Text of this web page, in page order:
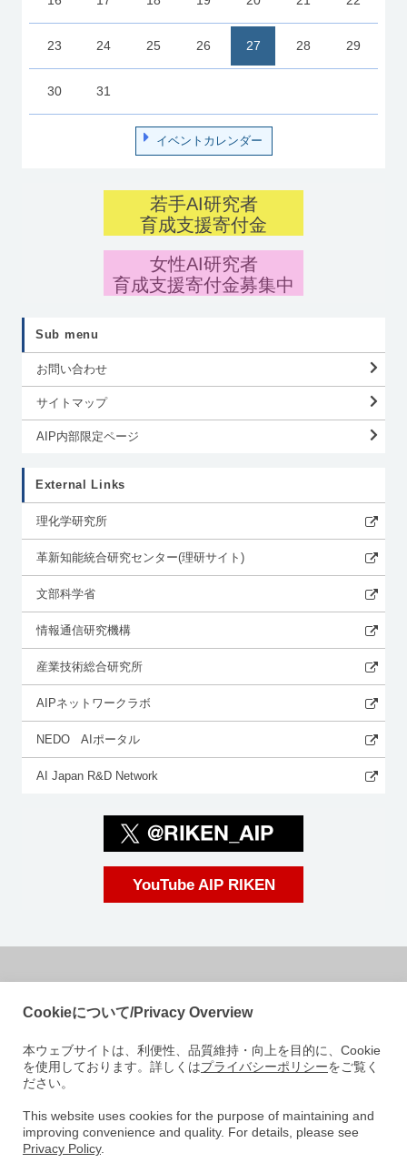
23 24 25 26 27 28 29
30 31
イベントカレンダー
若手AI研究者
育成支援寄付金
女性AI研究者
育成支援寄付金募集中
Sub menu
お問い合わせ
サイトマップ
AIP内部限定ページ
External Links
理化学研究所
革新知能統合研究センター(理研サイト)
文部科学省
情報通信研究機構
産業技術総合研究所
AIPネットワークラボ
NEDO AIポータル
AI Japan R&D Network
YouTube AIP RIKEN
国立研究開発法人理化学研究所
〒103-0027
東京都中央区日本橋 1-4-1
e-mail: aip-koho [at]riken.jp 注: メールアドレスの[at]は@に変えてくださ
い
AIPについて
Cookieについて/Privacy Overview
本ウェブサイトは、利便性、品質維持・向上を目的に、Cookie
を使用しております。詳しくはプライバシーポリシーをご覧く
ださい。
This website uses cookies for the purpose of maintaining and
improving convenience and quality. For details, please see
Privacy Policy.